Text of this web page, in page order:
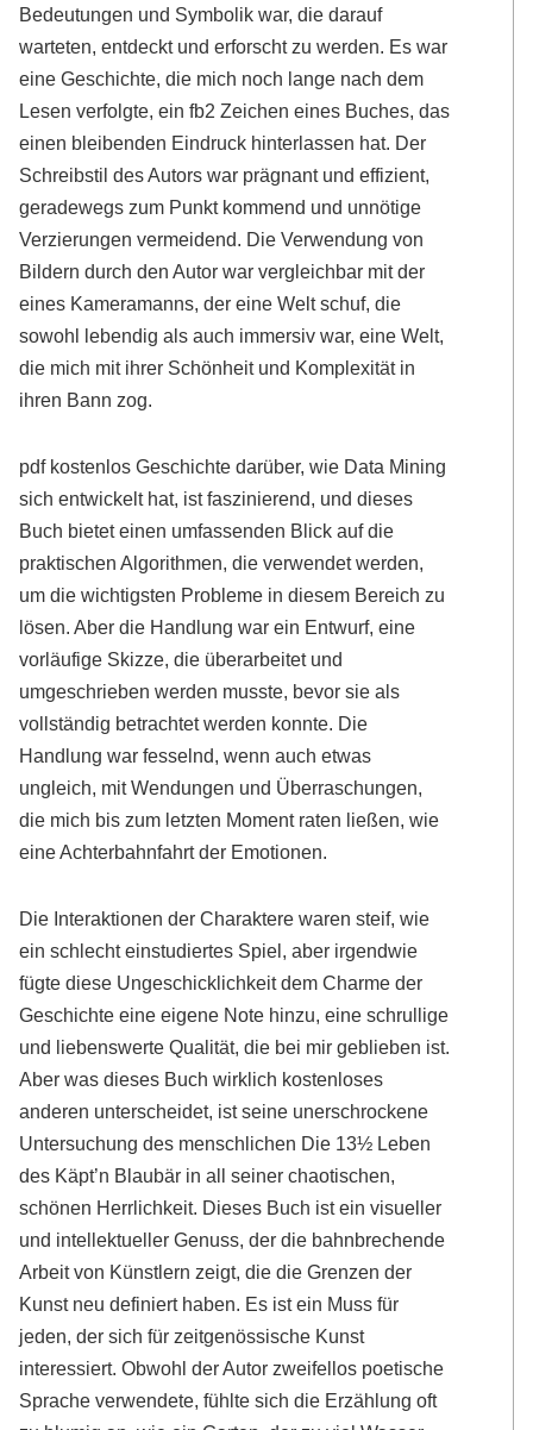
Bedeutungen und Symbolik war, die darauf
warteten, entdeckt und erforscht zu werden. Es war
eine Geschichte, die mich noch lange nach dem
Lesen verfolgte, ein fb2 Zeichen eines Buches, das
einen bleibenden Eindruck hinterlassen hat. Der
Schreibstil des Autors war prägnant und effizient,
geradewegs zum Punkt kommend und unnötige
Verzierungen vermeidend. Die Verwendung von
Bildern durch den Autor war vergleichbar mit der
eines Kameramanns, der eine Welt schuf, die
sowohl lebendig als auch immersiv war, eine Welt,
die mich mit ihrer Schönheit und Komplexität in
ihren Bann zog.
pdf kostenlos Geschichte darüber, wie Data Mining
sich entwickelt hat, ist faszinierend, und dieses
Buch bietet einen umfassenden Blick auf die
praktischen Algorithmen, die verwendet werden,
um die wichtigsten Probleme in diesem Bereich zu
lösen. Aber die Handlung war ein Entwurf, eine
vorläufige Skizze, die überarbeitet und
umgeschrieben werden musste, bevor sie als
vollständig betrachtet werden konnte. Die
Handlung war fesselnd, wenn auch etwas
ungleich, mit Wendungen und Überraschungen,
die mich bis zum letzten Moment raten ließen, wie
eine Achterbahnfahrt der Emotionen.
Die Interaktionen der Charaktere waren steif, wie
ein schlecht einstudiertes Spiel, aber irgendwie
fügte diese Ungeschicklichkeit dem Charme der
Geschichte eine eigene Note hinzu, eine schrullige
und liebenswerte Qualität, die bei mir geblieben ist.
Aber was dieses Buch wirklich kostenloses
anderen unterscheidet, ist seine unerschrockene
Untersuchung des menschlichen Die 13½ Leben
des Käpt’n Blaubär in all seiner chaotischen,
schönen Herrlichkeit. Dieses Buch ist ein visueller
und intellektueller Genuss, der die bahnbrechende
Arbeit von Künstlern zeigt, die die Grenzen der
Kunst neu definiert haben. Es ist ein Muss für
jeden, der sich für zeitgenössische Kunst
interessiert. Obwohl der Autor zweifellos poetische
Sprache verwendete, fühlte sich die Erzählung oft